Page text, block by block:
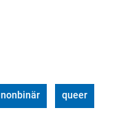
nonbinär queer